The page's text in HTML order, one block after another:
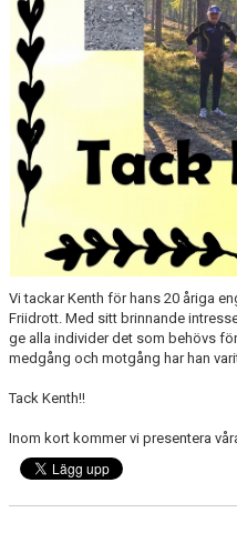
Vi tackar Kenth för hans 20 åriga
Friidrott. Med sitt brinnande
ge alla individer det som behövs
medgång och motgång har han
Tack Kenth!!
Inom kort kommer vi presentera